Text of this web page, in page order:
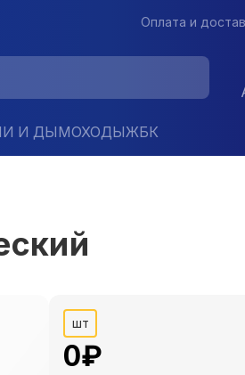
Оплата и
И ДЫМОХОДЫЖБК
шт
0₽